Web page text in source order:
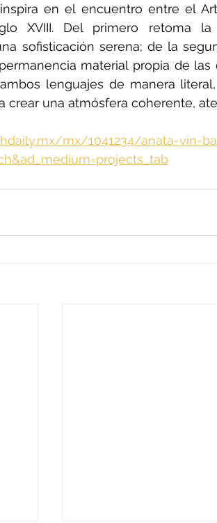
en el encuentro entre el
XVIII. Del primero retoma
sofisticación serena; de la
material propia de las
lenguajes de manera
crear una atmósfera coherente,
mx/1041234/anata-vin-